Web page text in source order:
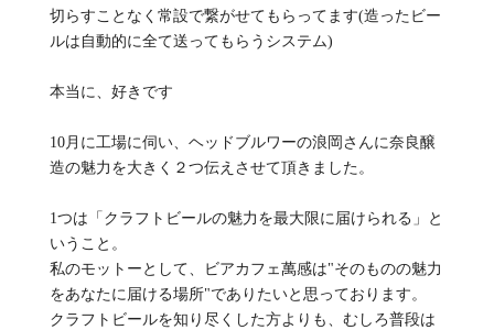
切らすことなく常設で繋がせてもらってます(造ったビー
ルは自動的に全て送ってもらうシステム)
本当に、好きです
10月に工場に伺い、ヘッドブルワーの浪岡さんに奈良醸
造の魅力を大きく２つ伝えさせて頂きました。
1つは「クラフトビールの魅力を最大限に届けられる」と
いうこと。
私のモットーとして、ビアカフェ萬感は"そのものの魅力
をあなたに届ける場所"でありたいと思っております。
クラフトビールを知り尽くした方よりも、むしろ普段は